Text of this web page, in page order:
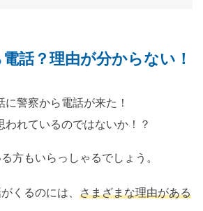
話？理由が分からない！
に警察から電話が来た！
われているのではないか！？
方もいらっしゃるでしょう。
くるのには、 さまざまな理由がある